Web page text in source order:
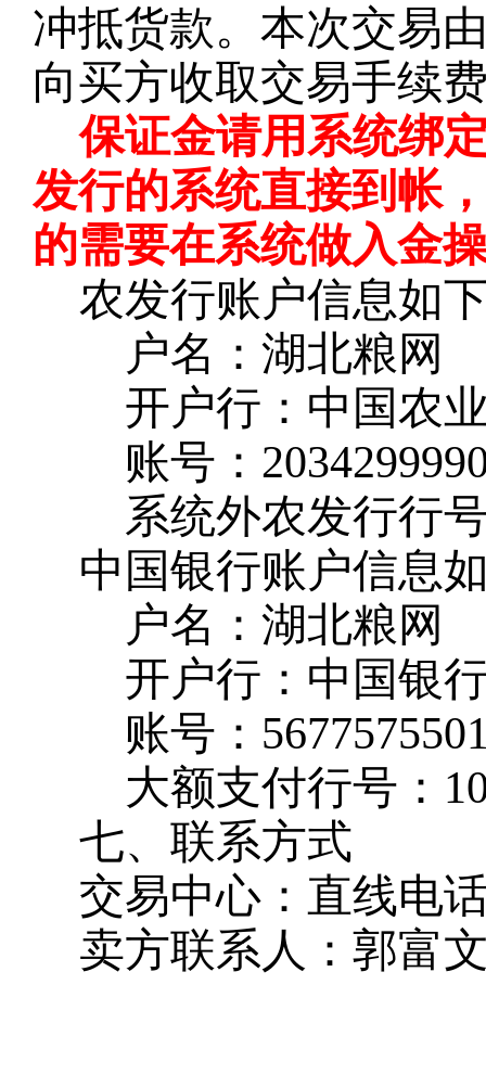
冲抵货款。本次交易
向买方收取交易手续
保证金请用系统绑
发行的系统直接到帐
的需要在系统做入金
农发行账户信息如
户名：湖北粮网
开户行：中国农
账号：
系统外农发行行
中国银行账户信息
户名：湖北粮网
开户行：中国银
账号：
大额支付行号：
七、联系方式
交易中心：直线电
卖方联系人：郭富